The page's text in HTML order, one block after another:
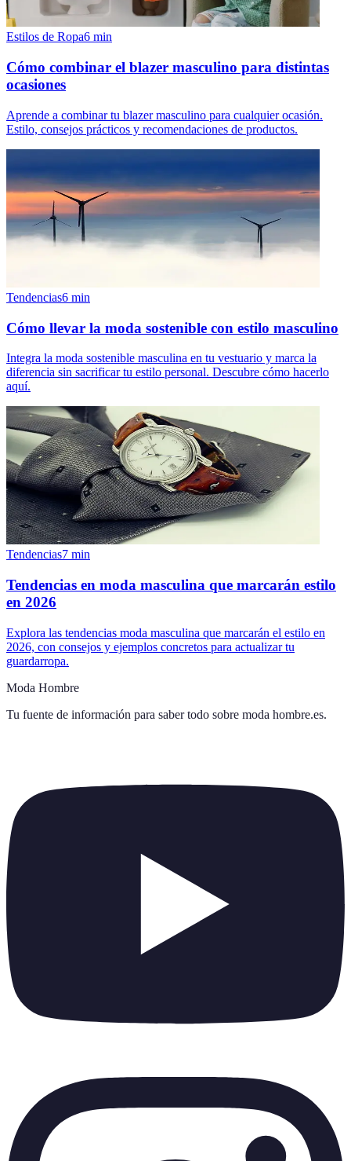
Estilos de Ropa6 min
Cómo combinar el blazer masculino para distintas
ocasiones
Aprende a combinar tu blazer masculino para cualquier ocasión.
Estilo, consejos prácticos y recomendaciones de productos.
Tendencias6 min
Cómo llevar la moda sostenible con estilo masculino
Integra la moda sostenible masculina en tu vestuario y marca la
diferencia sin sacrificar tu estilo personal. Descubre cómo hacerlo
aquí.
Tendencias7 min
Tendencias en moda masculina que marcarán estilo
en 2026
Explora las tendencias moda masculina que marcarán el estilo en
2026, con consejos y ejemplos concretos para actualizar tu
guardarropa.
Moda Hombre
Tu fuente de información para saber todo sobre moda hombre.es.